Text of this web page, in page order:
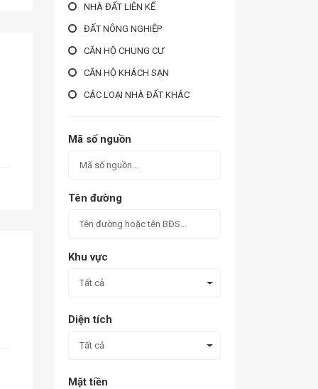
NHÀ ĐẤT LIÊN KẾ
ĐẤT NÔNG NGHIỆP
CĂN HỘ CHUNG CƯ
CĂN HỘ KHÁCH SẠN
CÁC LOẠI NHÀ ĐẤT KHÁC
Mã số nguồn
Tên đường
Khu vực
Tất cả
Diện tích
Tất cả
Mặt tiền